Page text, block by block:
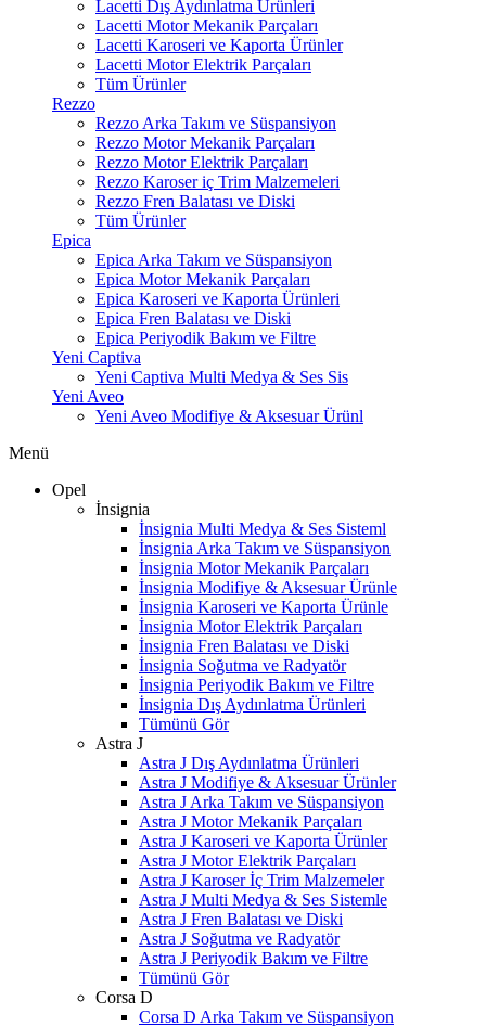
Lacetti Dış Aydınlatma Ürünleri
Lacetti Motor Mekanik Parçaları
Lacetti Karoseri ve Kaporta Ürünler
Lacetti Motor Elektrik Parçaları
Tüm Ürünler
Rezzo
Rezzo Arka Takım ve Süspansiyon
Rezzo Motor Mekanik Parçaları
Rezzo Motor Elektrik Parçaları
Rezzo Karoser iç Trim Malzemeleri
Rezzo Fren Balatası ve Diski
Tüm Ürünler
Epica
Epica Arka Takım ve Süspansiyon
Epica Motor Mekanik Parçaları
Epica Karoseri ve Kaporta Ürünleri
Epica Fren Balatası ve Diski
Epica Periyodik Bakım ve Filtre
Yeni Captiva
Yeni Captiva Multi Medya & Ses Sis
Yeni Aveo
Yeni Aveo Modifiye & Aksesuar Ürünl
Menü
Opel
İnsignia
İnsignia Multi Medya & Ses Sisteml
İnsignia Arka Takım ve Süspansiyon
İnsignia Motor Mekanik Parçaları
İnsignia Modifiye & Aksesuar Ürünle
İnsignia Karoseri ve Kaporta Ürünle
İnsignia Motor Elektrik Parçaları
İnsignia Fren Balatası ve Diski
İnsignia Soğutma ve Radyatör
İnsignia Periyodik Bakım ve Filtre
İnsignia Dış Aydınlatma Ürünleri
Tümünü Gör
Astra J
Astra J Dış Aydınlatma Ürünleri
Astra J Modifiye & Aksesuar Ürünler
Astra J Arka Takım ve Süspansiyon
Astra J Motor Mekanik Parçaları
Astra J Karoseri ve Kaporta Ürünler
Astra J Motor Elektrik Parçaları
Astra J Karoser İç Trim Malzemeler
Astra J Multi Medya & Ses Sistemle
Astra J Fren Balatası ve Diski
Astra J Soğutma ve Radyatör
Astra J Periyodik Bakım ve Filtre
Tümünü Gör
Corsa D
Corsa D Arka Takım ve Süspansiyon